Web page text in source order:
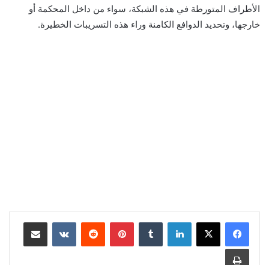
الأطراف المتورطة في هذه الشبكة، سواء من داخل المحكمة أو
خارجها، وتحديد الدوافع الكامنة وراء هذه التسريبات الخطيرة.
لينكدإن بينتيريست مشاركة عبر البريد
طباعة